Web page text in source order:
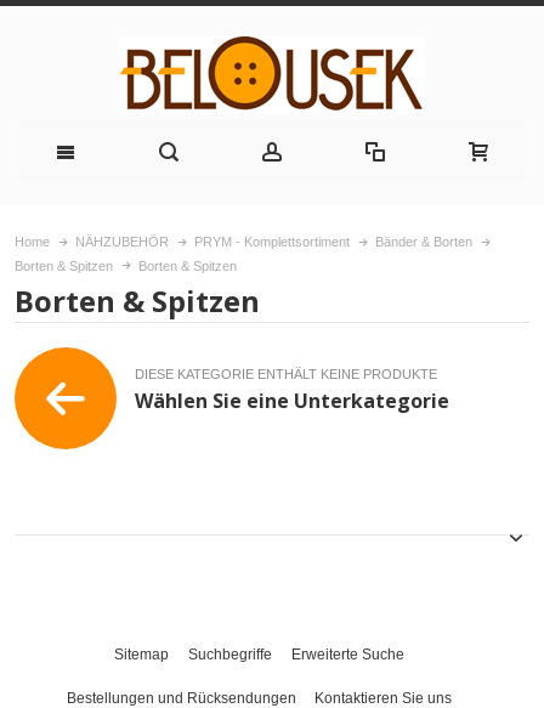
Home NÄHZUBEHÖR PRYM - Komplettsortiment
Bänder & Borten
Borten & Spitzen
Borten & Spitzen
Borten & Spitzen
DIESE KATEGORIE ENTHÄLT KEINE PRODUKTE
Wählen Sie eine Unterkategorie
Sitemap Suchbegriffe Erweiterte Suche
Bestellungen und Rücksendungen Kontaktieren Sie uns